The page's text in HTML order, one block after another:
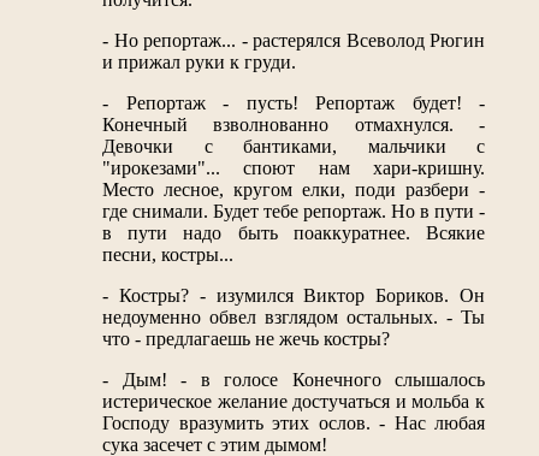
- Но репортаж... - растерялся Всеволод Рюгин
и прижал руки к груди.
- Репортаж - пусть! Репортаж будет! -
Конечный взволнованно отмахнулся. -
Девочки с бантиками, мальчики с
"ирокезами"... споют нам хари-кришну.
Место лесное, кругом елки, поди разбери -
где снимали. Будет тебе репортаж. Но в пути -
в пути надо быть поаккуратнее. Всякие
песни, костры...
- Костры? - изумился Виктор Бориков. Он
недоуменно обвел взглядом остальных. - Ты
что - предлагаешь не жечь костры?
- Дым! - в голосе Конечного слышалось
истерическое желание достучаться и мольба к
Господу вразумить этих ослов. - Нас любая
сука засечет с этим дымом!